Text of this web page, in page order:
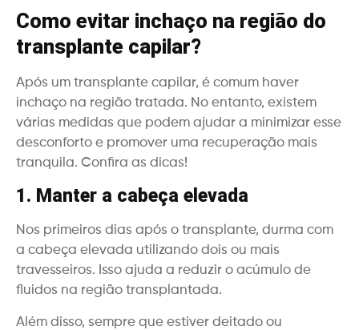
Como evitar inchaço na região do
transplante capilar?
Após um transplante capilar, é comum haver
inchaço na região tratada. No entanto, existem
várias medidas que podem ajudar a minimizar esse
desconforto e promover uma recuperação mais
tranquila. Confira as dicas!
1. Manter a cabeça elevada
Nos primeiros dias após o transplante, durma com
a cabeça elevada utilizando dois ou mais
travesseiros. Isso ajuda a reduzir o acúmulo de
fluidos na região transplantada.
Além disso, sempre que estiver deitado ou